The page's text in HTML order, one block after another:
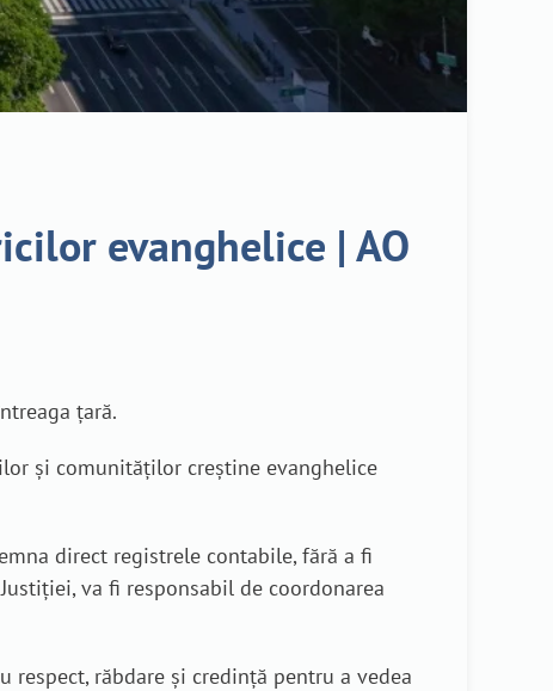
evanghelice | AO
țară.
și comunităților creștine evanghelice
direct registrele contabile, fără a fi
va fi responsabil de coordonarea
răbdare și credință pentru a vedea